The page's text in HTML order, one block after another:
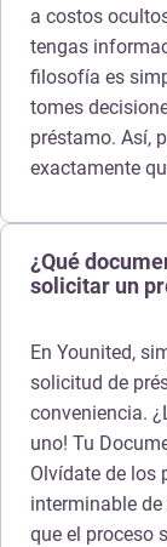
a costos
tengas
filosofía es
tomes
préstamo. Así,
exactamente
¿Qué
solicitar un
En Younited,
solicitud de
conveniencia.
uno! Tu
Olvídate de los
interminable
que el proceso